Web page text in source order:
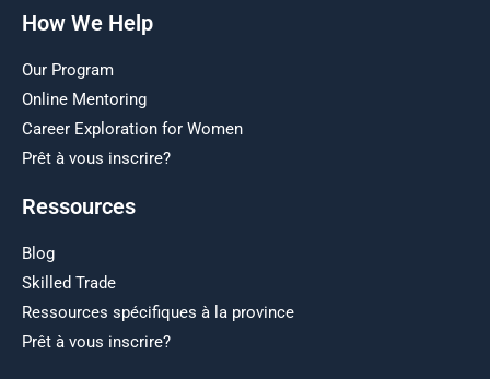
How We Help
Our Program
Online Mentoring
Career Exploration for Women
Prêt à vous inscrire?
Ressources
Blog
Skilled Trade
Ressources spécifiques à la province
Prêt à vous inscrire?